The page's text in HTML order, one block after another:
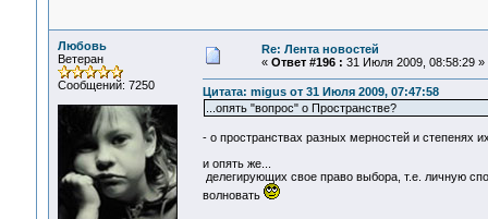
Любовь
Ветеран
Сообщений: 7250
Re: Лента новостей
« Ответ #196 : 31 Июля 2009, 08:58:29 »
Цитата: migus от 31 Июля 2009, 07:47:58
...опять "вопрос" о Пространстве?
- о пространствах разных мерностей и степенях
и опять же...
делегирующих свое право выбора, т.е. личную
волновать